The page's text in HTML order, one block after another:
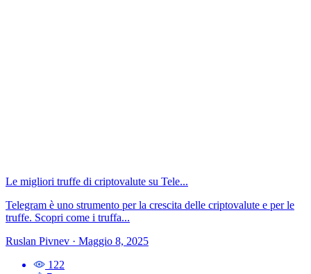
Le migliori truffe di criptovalute su Tele...
Telegram è uno strumento per la crescita delle criptovalute e per le
truffe. Scopri come i truffa...
Ruslan Pivnev · Maggio 8, 2025
122